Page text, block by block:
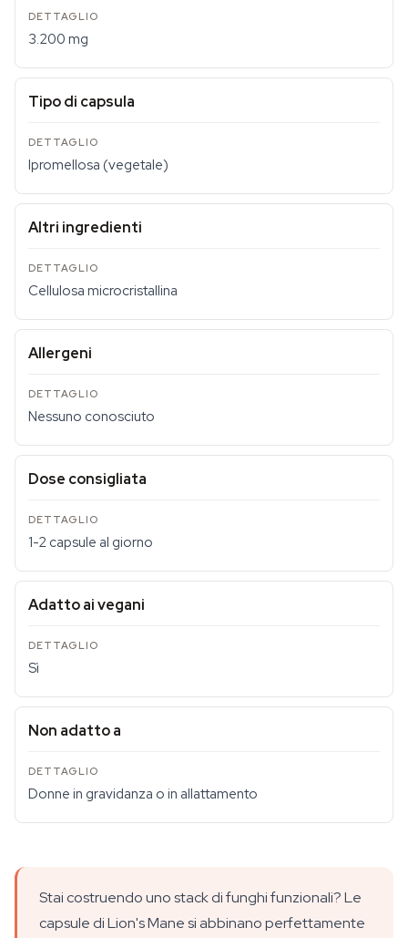
3.200 mg
Tipo di capsula
Ipromellosa (vegetale)
Altri ingredienti
Cellulosa microcristallina
Allergeni
Nessuno conosciuto
Dose consigliata
1-2 capsule al giorno
Adatto ai vegani
Sì
Non adatto a
Donne in gravidanza o in allattamento
Stai costruendo uno stack di funghi funzionali? Le
capsule di Lion's Mane si abbinano perfettamente